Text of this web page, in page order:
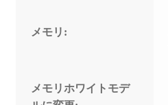
メモリ:
メモリホワイトモデ